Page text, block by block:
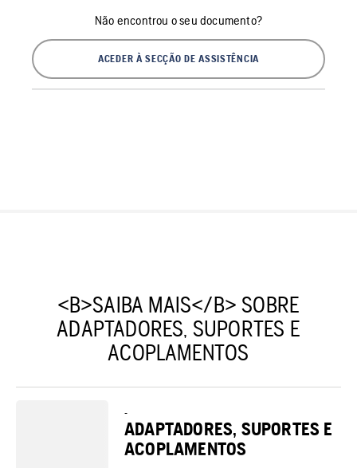
Não encontrou o seu documento?
ACEDER À SECÇÃO DE ASSISTÊNCIA
<B>SAIBA MAIS</B> SOBRE
ADAPTADORES, SUPORTES E
ACOPLAMENTOS
-
ADAPTADORES, SUPORTES E
ACOPLAMENTOS